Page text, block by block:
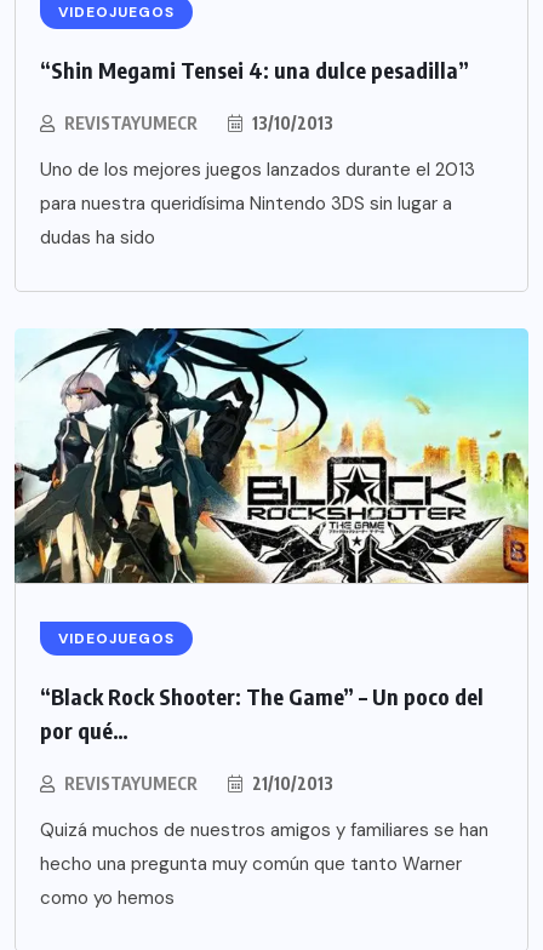
VIDEOJUEGOS
“Shin Megami Tensei 4: una dulce pesadilla”
REVISTAYUMECR 13/10/2013
Uno de los mejores juegos lanzados durante el 2013
para nuestra queridísima Nintendo 3DS sin lugar a
dudas ha sido
VIDEOJUEGOS
“Black Rock Shooter: The Game” – Un poco del
por qué…
REVISTAYUMECR 21/10/2013
Quizá muchos de nuestros amigos y familiares se han
hecho una pregunta muy común que tanto Warner
como yo hemos